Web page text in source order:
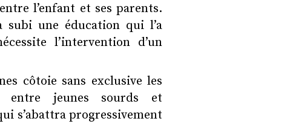
l’enfant et ses parents.
subi une éducation qui l’a
l’intervention d’un
côtoie sans exclusive les
entre jeunes sourds et
s’abattra progressivement